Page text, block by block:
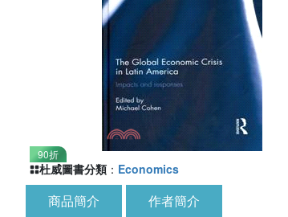
90折
杜威圖書分類 ： Economics
商品簡介 作者簡介